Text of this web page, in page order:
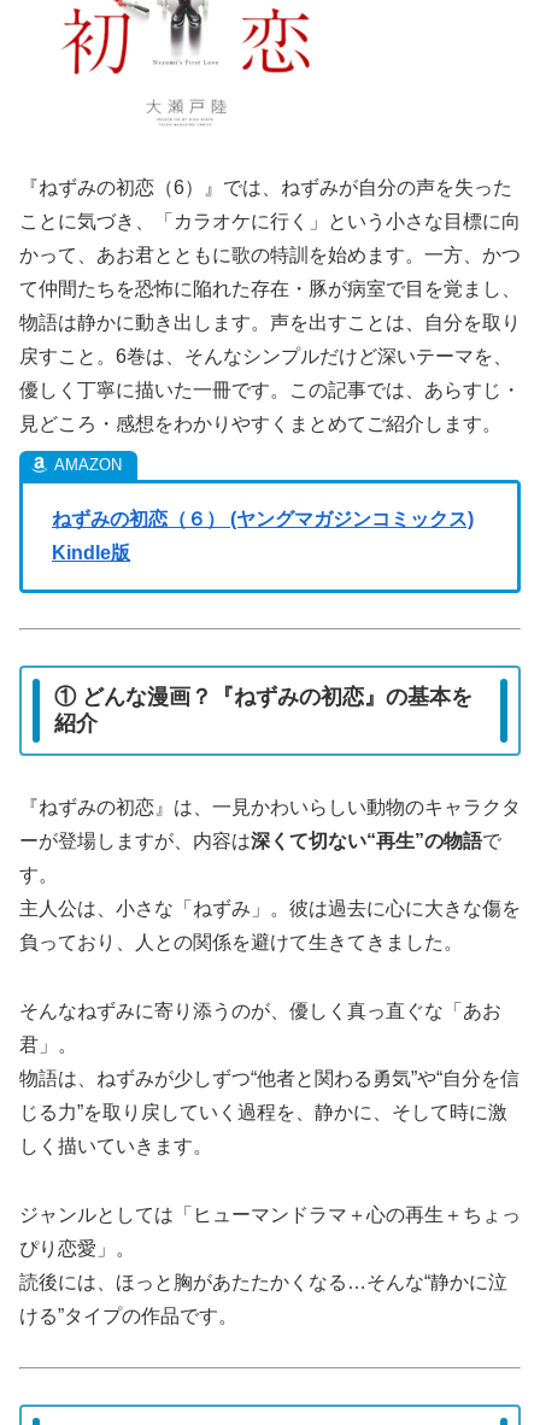
『ねずみの初恋（6）』では、ねずみが自分の声を失った
ことに気づき、「カラオケに行く」という小さな目標に向
かって、あお君とともに歌の特訓を始めます。一方、かつ
て仲間たちを恐怖に陥れた存在・豚が病室で目を覚まし、
物語は静かに動き出します。声を出すことは、自分を取り
戻すこと。6巻は、そんなシンプルだけど深いテーマを、
優しく丁寧に描いた一冊です。この記事では、あらすじ・
見どころ・感想をわかりやすくまとめてご紹介します。
ねずみの初恋（６） (ヤングマガジンコミックス)
Kindle版
① どんな漫画？『ねずみの初恋』の基本を
紹介
『ねずみの初恋』は、一見かわいらしい動物のキャラクタ
ーが登場しますが、内容は深くて切ない“再生”の物語で
す。
主人公は、小さな「ねずみ」。彼は過去に心に大きな傷を
負っており、人との関係を避けて生きてきました。
そんなねずみに寄り添うのが、優しく真っ直ぐな「あお
君」。
物語は、ねずみが少しずつ“他者と関わる勇気”や“自分を信
じる力”を取り戻していく過程を、静かに、そして時に激
しく描いていきます。
ジャンルとしては「ヒューマンドラマ＋心の再生＋ちょっ
ぴり恋愛」。
読後には、ほっと胸があたたかくなる…そんな“静かに泣
ける”タイプの作品です。